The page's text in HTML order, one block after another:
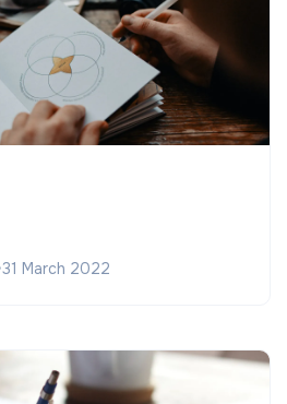
31 March 2022